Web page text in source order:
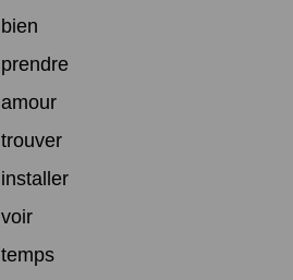
bien
prendre
amour
trouver
installer
voir
temps